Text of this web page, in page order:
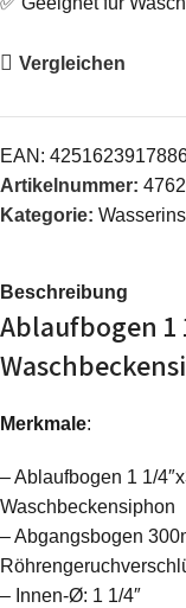
Vergleichen
EAN:
Artikelnummer:
Kategorie:
Beschreibung
Ablaufbogen 1
Merkmale:
– Ablaufbogen 1 1/
Waschbeckensiphon
– Abgangsbogen
– Innen-Ø: 1 1/4″